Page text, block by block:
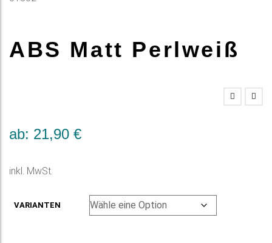
ABS Matt Perlweiß
ab: 21,90 €
inkl. MwSt.
VARIANTEN